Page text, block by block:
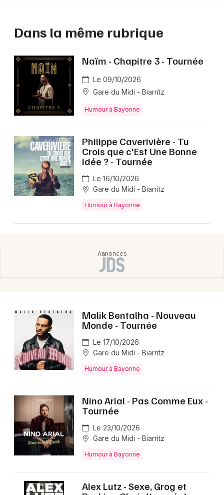
Dans la même rubrique
Naïm - Chapitre 3 - Tournée
Le 09/10/2026
Gare du Midi - Biarritz
Humour à Bayonne
Philippe Caverivière - Tu
Crois que c'Est Une Bonne
Idée ? - Tournée
Le 16/10/2026
Gare du Midi - Biarritz
Humour à Bayonne
Malik Bentalha - Nouveau
Monde - Tournée
Le 17/10/2026
Gare du Midi - Biarritz
Humour à Bayonne
Nino Arial - Pas Comme Eux -
Tournée
Le 23/10/2026
Gare du Midi - Biarritz
Humour à Bayonne
Alex Lutz - Sexe, Grog et